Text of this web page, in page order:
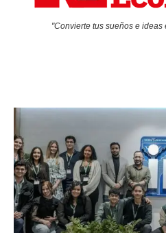
"Convierte tus sueños e